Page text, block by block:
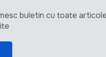
buletin cu toate